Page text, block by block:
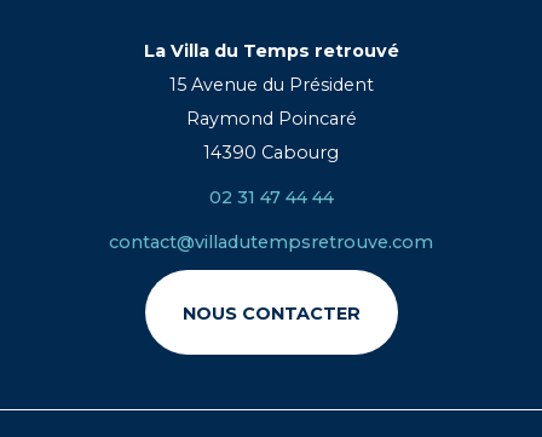
La Villa du Temps retrouvé
15 Avenue du Président
Raymond Poincaré
14390 Cabourg
02 31 47 44 44
contact@villadutempsretrouve.com
NOUS CONTACTER